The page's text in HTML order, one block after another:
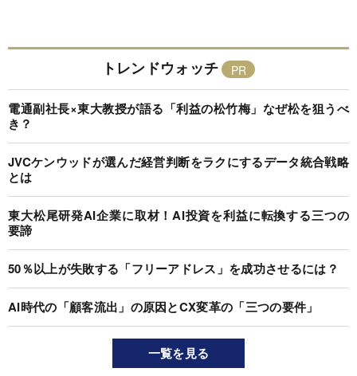
トレンドウォッチ
電通副社長×東大教授が語る「利益の松竹梅」なぜ松を狙うべ
き？
JVCケンウッドが選んだ経営判断をラクにするデータ統合戦略
とは
東大松尾研発AI企業に取材！AI投資を利益に転換する三つの
要諦
50％以上が失敗する「フリーアドレス」を成功させるには？
AI時代の「顧客流出」の原因とCX変革の「三つの要件」
一覧を見る